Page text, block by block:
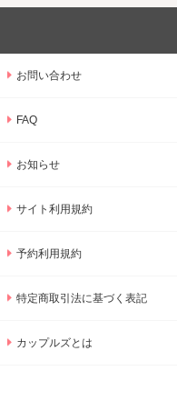
お問い合わせ
FAQ
お知らせ
サイト利用規約
予約利用規約
特定商取引法に基づく表記
カップルズとは